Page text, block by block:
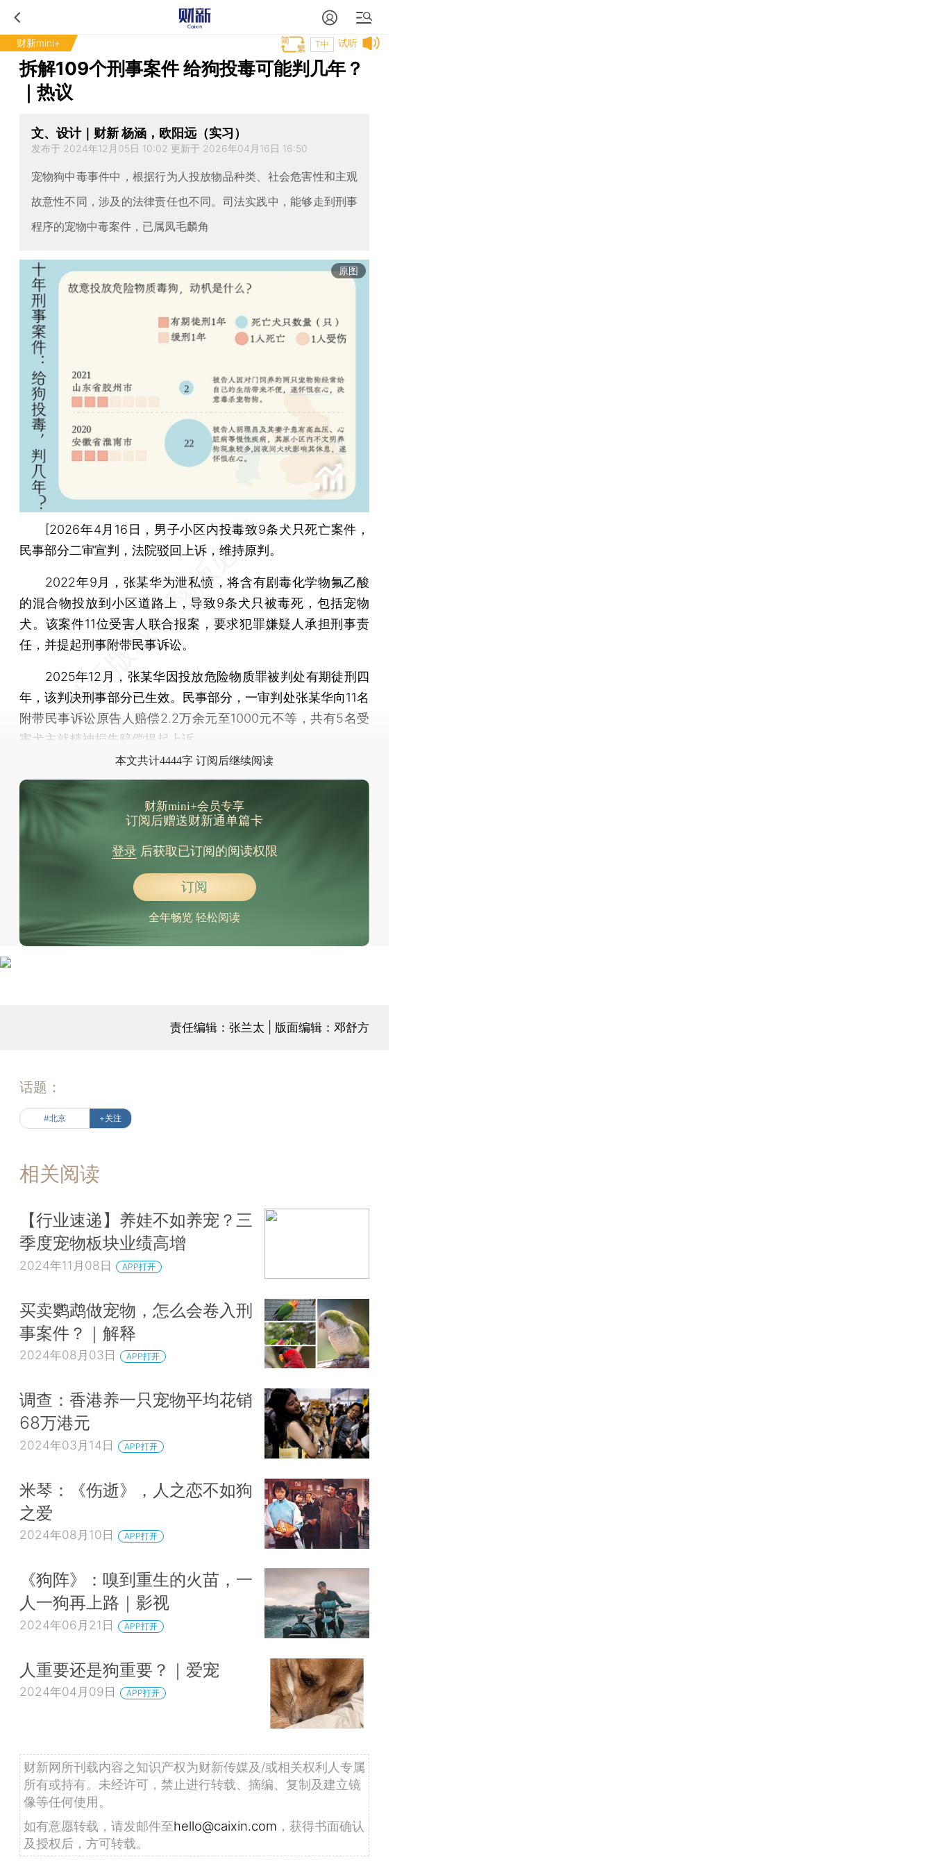
财新mini+ 试听
T中
拆解109个刑事案件 给狗投毒可能判几年？
｜热议
文、设计｜财新 杨涵，欧阳远（实习）
发布于 2024年12月05日 10:02 更新于 2026年04月16日 16:50
宠物狗中毒事件中，根据行为人投放物品种类、社会危害性和主观
故意性不同，涉及的法律责任也不同。司法实践中，能够走到刑事
程序的宠物中毒案件，已属凤毛麟角
原图
[2026年4月16日，男子小区内投毒致9条犬只死亡案件，
民事部分二审宣判，法院驳回上诉，维持原判。
2022年9月，张某华为泄私愤，将含有剧毒化学物氟乙酸
的混合物投放到小区道路上，导致9条犬只被毒死，包括宠物
犬。该案件11位受害人联合报案，要求犯罪嫌疑人承担刑事责
任，并提起刑事附带民事诉讼。
2025年12月，张某华因投放危险物质罪被判处有期徒刑四
年，该判决刑事部分已生效。民事部分，一审判处张某华向11名
附带民事诉讼原告人赔偿2.2万余元至1000元不等，共有5名受
害犬主就精神损失赔偿提起上诉。
本文共计4444字 订阅后继续阅读
财新mini+会员专享
订阅后赠送财新通单篇卡
登录后获取已订阅的阅读权限
订阅
全年畅览 轻松阅读
责任编辑：张兰太 | 版面编辑：邓舒方
话题：
#北京 +关注
相关阅读
【行业速递】养娃不如养宠？三
季度宠物板块业绩高增
2024年11月08日 APP打开
买卖鹦鹉做宠物，怎么会卷入刑
事案件？｜解释
2024年08月03日 APP打开
调查：香港养一只宠物平均花销
68万港元
2024年03月14日 APP打开
米琴：《伤逝》，人之恋不如狗
之爱
2024年08月10日 APP打开
《狗阵》：嗅到重生的火苗，一
人一狗再上路｜影视
2024年06月21日 APP打开
人重要还是狗重要？｜爱宠
2024年04月09日 APP打开
财新网所刊载内容之知识产权为财新传媒及/或相关权利人专属
所有或持有。未经许可，禁止进行转载、摘编、复制及建立镜
像等任何使用。
如有意愿转载，请发邮件至hello@caixin.com ，获得书面确认
及授权后，方可转载。